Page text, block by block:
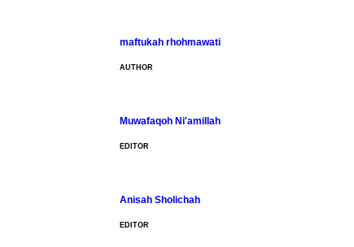
maftukah rhohmawati
AUTHOR
Muwafaqoh Ni'amillah
EDITOR
Anisah Sholichah
EDITOR